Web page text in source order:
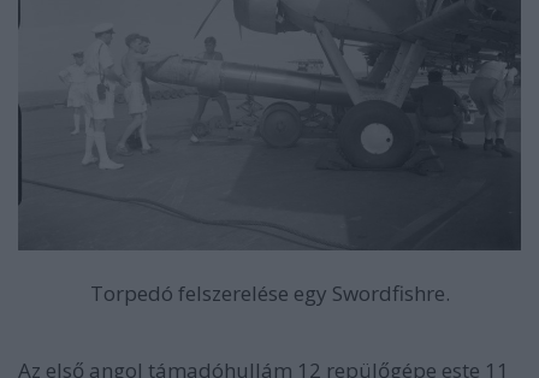
Torpedó felszerelése egy Swordfishre.
Az első angol támadóhullám 12 repülőgépe este 11